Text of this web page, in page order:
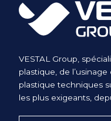
vous
d’un droit
vous
d'un droit
des motifs
VESTAL Group,
plastique, de
plastique techniques
les plus exigeants,